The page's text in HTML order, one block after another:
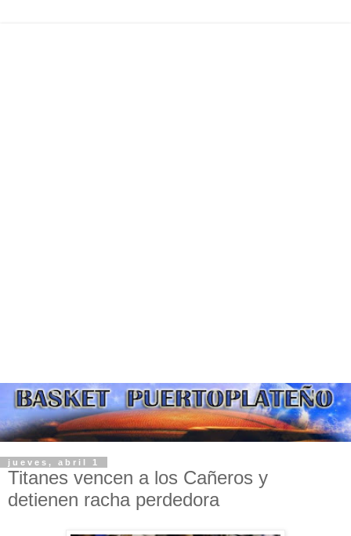
jueves, abril 1
Titanes vencen a los Cañeros y
detienen racha perdedora